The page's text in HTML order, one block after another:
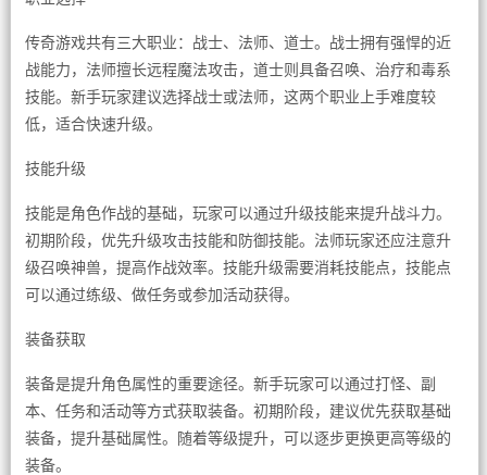
传奇游戏共有三大职业：战士、法师、道士。战士拥有强悍的近
战能力，法师擅长远程魔法攻击，道士则具备召唤、治疗和毒系
技能。新手玩家建议选择战士或法师，这两个职业上手难度较
低，适合快速升级。
技能升级
技能是角色作战的基础，玩家可以通过升级技能来提升战斗力。
初期阶段，优先升级攻击技能和防御技能。法师玩家还应注意升
级召唤神兽，提高作战效率。技能升级需要消耗技能点，技能点
可以通过练级、做任务或参加活动获得。
装备获取
装备是提升角色属性的重要途径。新手玩家可以通过打怪、副
本、任务和活动等方式获取装备。初期阶段，建议优先获取基础
装备，提升基础属性。随着等级提升，可以逐步更换更高等级的
装备。